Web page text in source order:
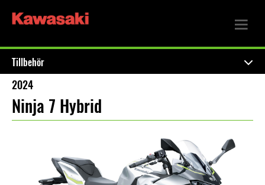
Tillbehör
2024
Ninja 7 Hybrid